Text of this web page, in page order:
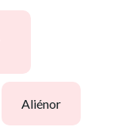
aliénor